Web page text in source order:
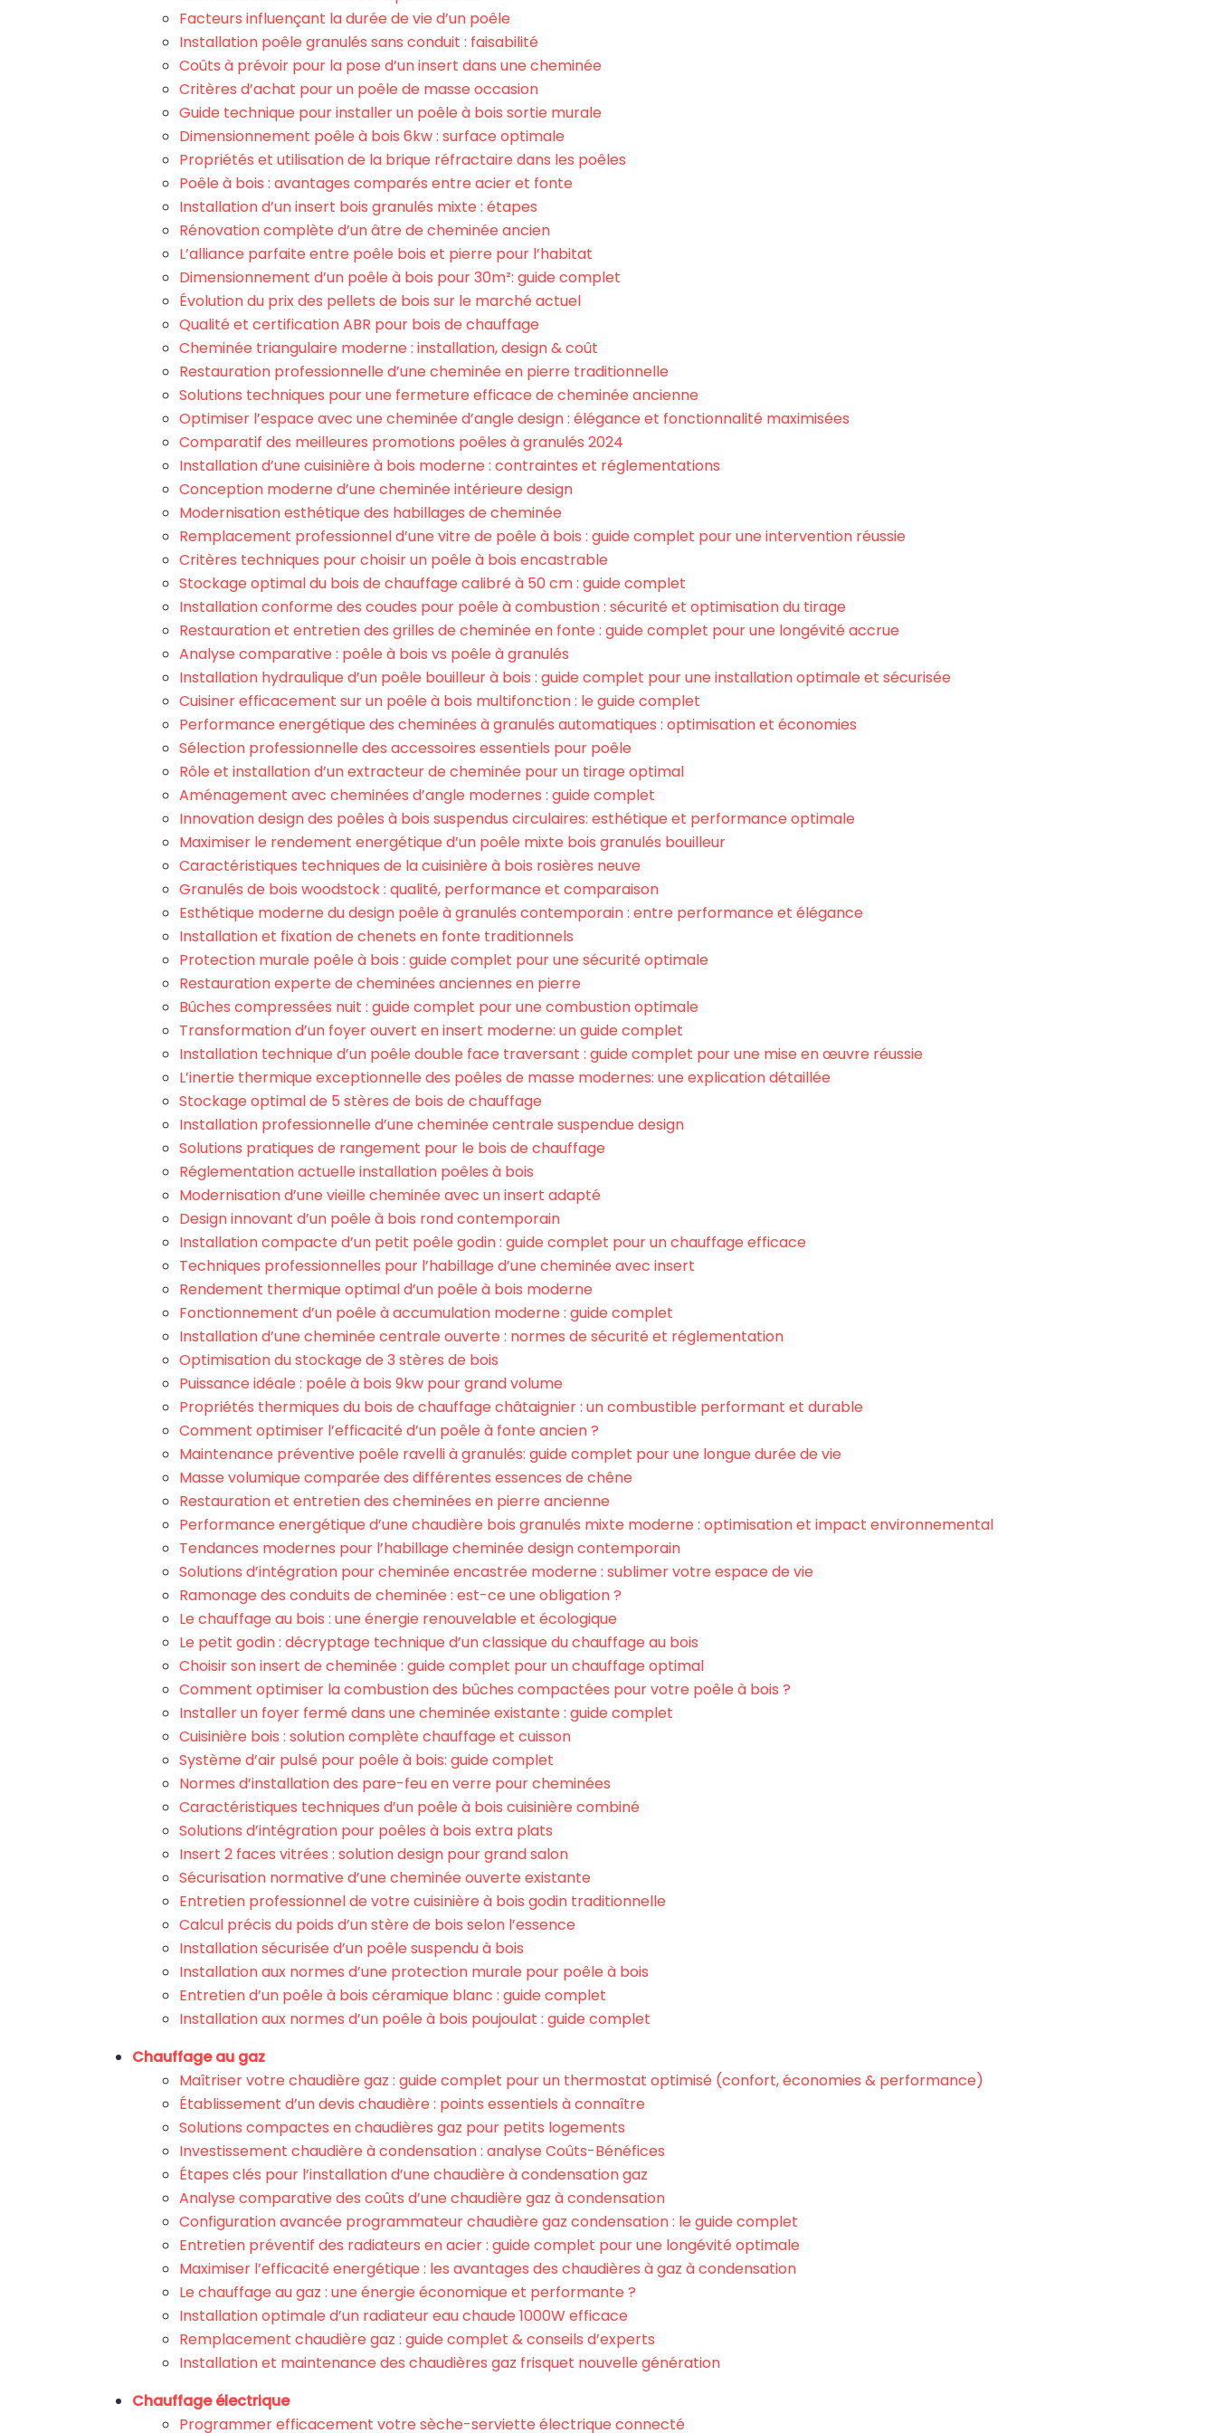
Facteurs influençant la durée de vie d’un poêle
Installation poêle granulés sans conduit : faisabilité
Coûts à prévoir pour la pose d’un insert dans une cheminée
Critères d’achat pour un poêle de masse occasion
Guide technique pour installer un poêle à bois sortie murale
Dimensionnement poêle à bois 6kw : surface optimale
Propriétés et utilisation de la brique réfractaire dans les poêles
Poêle à bois : avantages comparés entre acier et fonte
Installation d’un insert bois granulés mixte : étapes
Rénovation complète d’un âtre de cheminée ancien
L’alliance parfaite entre poêle bois et pierre pour l’habitat
Dimensionnement d’un poêle à bois pour 30m²: guide complet
Évolution du prix des pellets de bois sur le marché actuel
Qualité et certification ABR pour bois de chauffage
Cheminée triangulaire moderne : installation, design & coût
Restauration professionnelle d’une cheminée en pierre traditionnelle
Solutions techniques pour une fermeture efficace de cheminée ancienne
Optimiser l’espace avec une cheminée d’angle design : élégance et fonctionnalité maximisées
Comparatif des meilleures promotions poêles à granulés 2024
Installation d’une cuisinière à bois moderne : contraintes et réglementations
Conception moderne d’une cheminée intérieure design
Modernisation esthétique des habillages de cheminée
Remplacement professionnel d’une vitre de poêle à bois : guide complet pour une intervention réussie
Critères techniques pour choisir un poêle à bois encastrable
Stockage optimal du bois de chauffage calibré à 50 cm : guide complet
Installation conforme des coudes pour poêle à combustion : sécurité et optimisation du tirage
Restauration et entretien des grilles de cheminée en fonte : guide complet pour une longévité accrue
Analyse comparative : poêle à bois vs poêle à granulés
Installation hydraulique d’un poêle bouilleur à bois : guide complet pour une installation optimale et sécurisée
Cuisiner efficacement sur un poêle à bois multifonction : le guide complet
Performance energétique des cheminées à granulés automatiques : optimisation et économies
Sélection professionnelle des accessoires essentiels pour poêle
Rôle et installation d’un extracteur de cheminée pour un tirage optimal
Aménagement avec cheminées d’angle modernes : guide complet
Innovation design des poêles à bois suspendus circulaires: esthétique et performance optimale
Maximiser le rendement energétique d’un poêle mixte bois granulés bouilleur
Caractéristiques techniques de la cuisinière à bois rosières neuve
Granulés de bois woodstock : qualité, performance et comparaison
Esthétique moderne du design poêle à granulés contemporain : entre performance et élégance
Installation et fixation de chenets en fonte traditionnels
Protection murale poêle à bois : guide complet pour une sécurité optimale
Restauration experte de cheminées anciennes en pierre
Bûches compressées nuit : guide complet pour une combustion optimale
Transformation d’un foyer ouvert en insert moderne: un guide complet
Installation technique d’un poêle double face traversant : guide complet pour une mise en œuvre réussie
L’inertie thermique exceptionnelle des poêles de masse modernes: une explication détaillée
Stockage optimal de 5 stères de bois de chauffage
Installation professionnelle d’une cheminée centrale suspendue design
Solutions pratiques de rangement pour le bois de chauffage
Réglementation actuelle installation poêles à bois
Modernisation d’une vieille cheminée avec un insert adapté
Design innovant d’un poêle à bois rond contemporain
Installation compacte d’un petit poêle godin : guide complet pour un chauffage efficace
Techniques professionnelles pour l’habillage d’une cheminée avec insert
Rendement thermique optimal d’un poêle à bois moderne
Fonctionnement d’un poêle à accumulation moderne : guide complet
Installation d’une cheminée centrale ouverte : normes de sécurité et réglementation
Optimisation du stockage de 3 stères de bois
Puissance idéale : poêle à bois 9kw pour grand volume
Propriétés thermiques du bois de chauffage châtaignier : un combustible performant et durable
Comment optimiser l’efficacité d’un poêle à fonte ancien ?
Maintenance préventive poêle ravelli à granulés: guide complet pour une longue durée de vie
Masse volumique comparée des différentes essences de chêne
Restauration et entretien des cheminées en pierre ancienne
Performance energétique d’une chaudière bois granulés mixte moderne : optimisation et impact environnemental
Tendances modernes pour l’habillage cheminée design contemporain
Solutions d’intégration pour cheminée encastrée moderne : sublimer votre espace de vie
Ramonage des conduits de cheminée : est-ce une obligation ?
Le chauffage au bois : une énergie renouvelable et écologique
Le petit godin : décryptage technique d’un classique du chauffage au bois
Choisir son insert de cheminée : guide complet pour un chauffage optimal
Comment optimiser la combustion des bûches compactées pour votre poêle à bois ?
Installer un foyer fermé dans une cheminée existante : guide complet
Cuisinière bois : solution complète chauffage et cuisson
Système d’air pulsé pour poêle à bois: guide complet
Normes d’installation des pare-feu en verre pour cheminées
Caractéristiques techniques d’un poêle à bois cuisinière combiné
Solutions d’intégration pour poêles à bois extra plats
Insert 2 faces vitrées : solution design pour grand salon
Sécurisation normative d’une cheminée ouverte existante
Entretien professionnel de votre cuisinière à bois godin traditionnelle
Calcul précis du poids d’un stère de bois selon l’essence
Installation sécurisée d’un poêle suspendu à bois
Installation aux normes d’une protection murale pour poêle à bois
Entretien d’un poêle à bois céramique blanc : guide complet
Installation aux normes d’un poêle à bois poujoulat : guide complet
Chauffage au gaz
Maîtriser votre chaudière gaz : guide complet pour un thermostat optimisé (confort, économies & performance)
Établissement d’un devis chaudière : points essentiels à connaître
Solutions compactes en chaudières gaz pour petits logements
Investissement chaudière à condensation : analyse Coûts-Bénéfices
Étapes clés pour l’installation d’une chaudière à condensation gaz
Analyse comparative des coûts d’une chaudière gaz à condensation
Configuration avancée programmateur chaudière gaz condensation : le guide complet
Entretien préventif des radiateurs en acier : guide complet pour une longévité optimale
Maximiser l’efficacité energétique : les avantages des chaudières à gaz à condensation
Le chauffage au gaz : une énergie économique et performante ?
Installation optimale d’un radiateur eau chaude 1000W efficace
Remplacement chaudière gaz : guide complet & conseils d’experts
Installation et maintenance des chaudières gaz frisquet nouvelle génération
Chauffage électrique
Programmer efficacement votre sèche-serviette électrique connecté